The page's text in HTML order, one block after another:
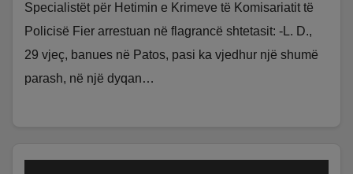
Specialistët për Hetimin e Krimeve të Komisariatit të
Policisë Fier arrestuan në flagrancë shtetasit: -L. D.,
29 vjeç, banues në Patos, pasi ka vjedhur një shumë
parash, në një dyqan…